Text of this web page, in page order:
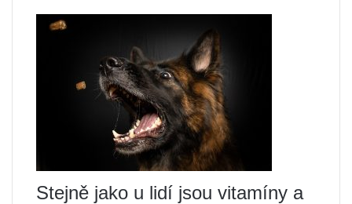
Stejně jako u lidí jsou vitamíny a